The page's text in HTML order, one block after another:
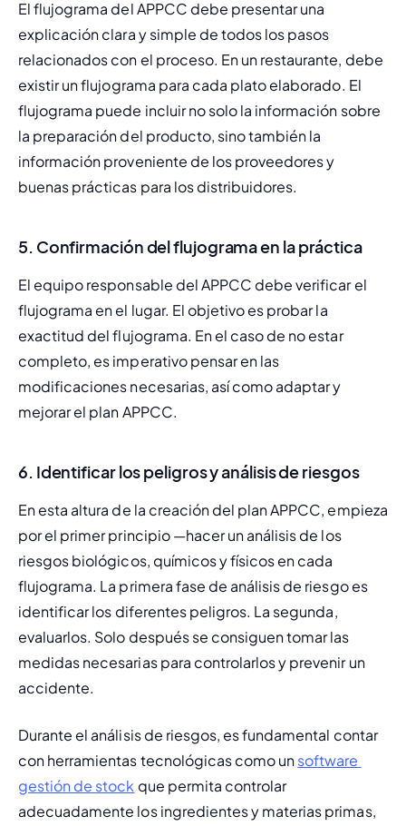
El flujograma del APPCC debe presentar una
explicación clara y simple de todos los pasos
relacionados con el proceso. En un restaurante, debe
existir un flujograma para cada plato elaborado. El
flujograma puede incluir no solo la información sobre
la preparación del producto, sino también la
información proveniente de los proveedores y
buenas prácticas para los distribuidores.
5. Confirmación del flujograma en la práctica
El equipo responsable del APPCC debe verificar el
flujograma en el lugar. El objetivo es probar la
exactitud del flujograma. En el caso de no estar
completo, es imperativo pensar en las
modificaciones necesarias, así como adaptar y
mejorar el plan APPCC.
6. Identificar los peligros y análisis de riesgos
En esta altura de la creación del plan APPCC, empieza
por el primer principio —hacer un análisis de los
riesgos biológicos, químicos y físicos en cada
flujograma. La primera fase de análisis de riesgo es
identificar los diferentes peligros. La segunda,
evaluarlos. Solo después se consiguen tomar las
medidas necesarias para controlarlos y prevenir un
accidente.
Durante el análisis de riesgos, es fundamental contar
con herramientas tecnológicas como un software
gestión de stock que permita controlar
adecuadamente los ingredientes y materias primas,